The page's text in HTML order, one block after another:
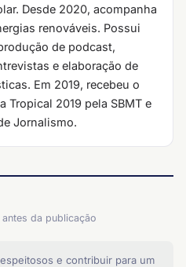
Desde 2020, acompanha
renováveis. Possui
de podcast,
e elaboração de
Em 2019, recebeu o
Tropical 2019 pela SBMT e
Jornalismo.
da publicação
e contribuir para um